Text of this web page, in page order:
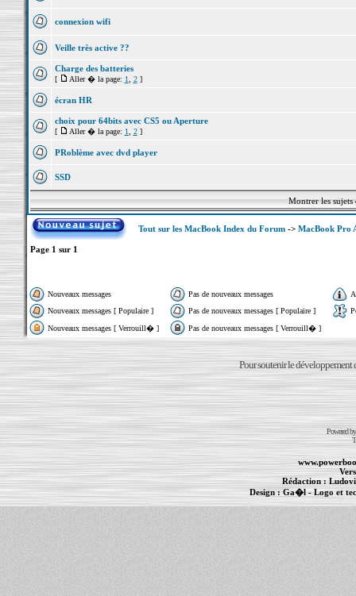
connexion wifi
Veille très active ??
Charge des batteries
[ Aller � la page: 1 2]
écran HR
choix pour 64bits avec CS5 ou Aperture
[ Aller � la page: 1 2]
PRoblème avec dvd player
SSD
Montrer les
Tout sur les MacBook Index du Forum-> MacBook Pro
Page 1 sur 1
Nouveaux messages Pas de nouveaux messages
Nouveaux messages [ Populaire ]
Pas de nouveaux messages [ Populaire ]
Nouveaux messages [ Verrouill� ]
Pas de nouveaux messages [ Verrouill� ]
Pour soutenir le développement
Powered
Rédaction :
Design : Ga�l- Logo et
PowerBook- MacBook Pro